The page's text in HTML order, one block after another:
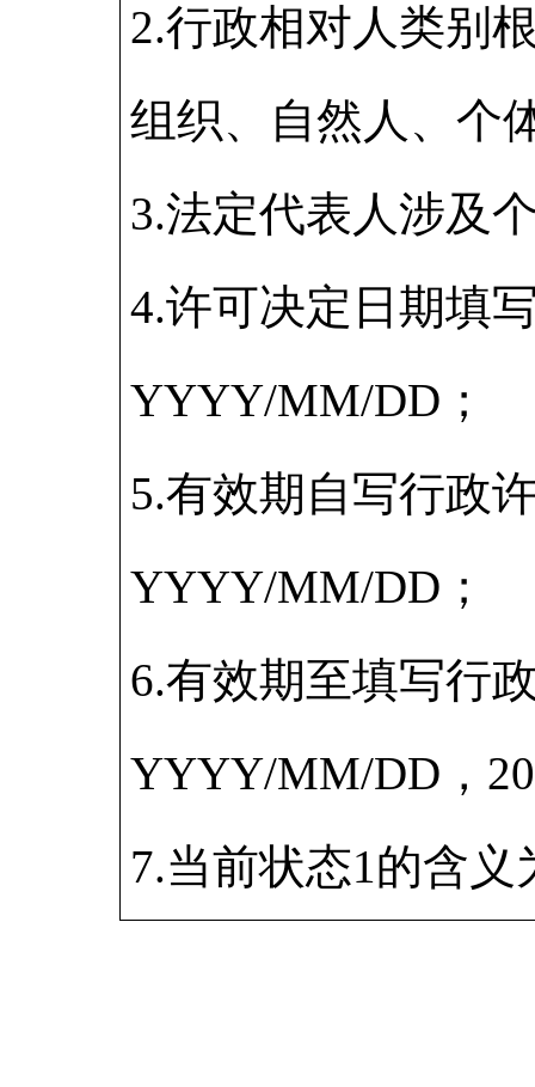
2.行政相对人类别
组织、自然人、个
3.法定代表人涉及
4.许可决定日期填
YYYY/MM/DD；
5.有效期自写行政
YYYY/MM/DD；
6.有效期至填写行
YYYY/MM/DD，
7.当前状态1的含